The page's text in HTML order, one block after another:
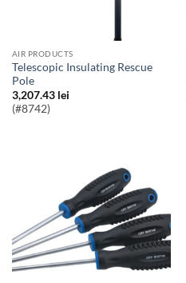
AIR PRODUCTS
Telescopic Insulating Rescue
Pole
3,207.43 lei
(#8742)